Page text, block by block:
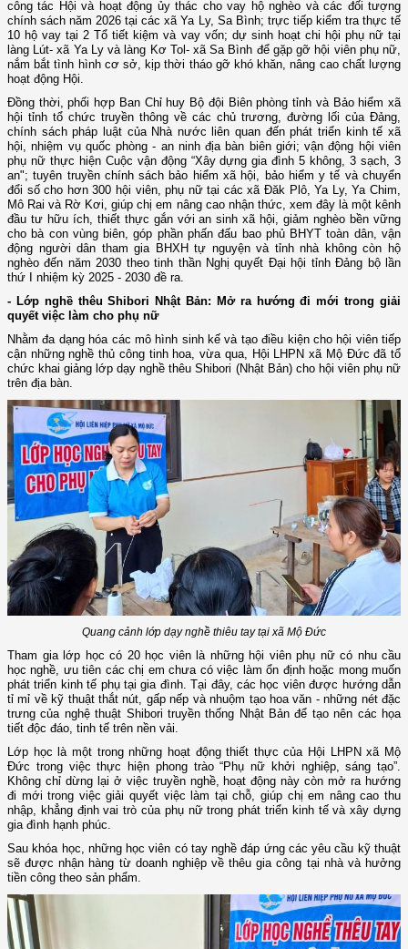
công tác Hội và hoạt động ủy thác cho vay hộ nghèo và các đối tượng
chính sách năm 2026 tại các xã Ya Ly, Sa Bình; trực tiếp kiểm tra thực tế
10 hộ vay tại 2 Tổ tiết kiệm và vay vốn; dự sinh hoạt chi hội phụ nữ tại
làng Lút- xã Ya Ly và làng Kơ Tol- xã Sa Bình để gặp gỡ hội viên phụ nữ,
nắm bắt tình hình cơ sở, kịp thời tháo gỡ khó khăn, nâng cao chất lượng
hoạt động Hội.
Đồng thời, phối hợp Ban Chỉ huy Bộ đội Biên phòng tỉnh và Bảo hiểm xã
hội tỉnh tổ chức truyền thông về các chủ trương, đường lối của Đảng,
chính sách pháp luật của Nhà nước liên quan đến phát triển kinh tế xã
hội, nhiệm vụ quốc phòng - an ninh địa bàn biên giới; vận động hội viên
phụ nữ thực hiện Cuộc vận động “Xây dựng gia đình 5 không, 3 sạch, 3
an"; tuyên truyền chính sách bảo hiểm xã hội, bảo hiểm y tế và chuyển
đổi số cho hơn 300 hội viên, phụ nữ tại các xã Đăk Plô, Ya Ly, Ya Chim,
Mô Rai và Rờ Kơi, giúp chị em nâng cao nhận thức, xem đây là một kênh
đầu tư hữu ích, thiết thực gắn với an sinh xã hội, giảm nghèo bền vững
cho bà con vùng biên, góp phần phấn đấu bao phủ BHYT toàn dân, vận
động người dân tham gia BHXH tự nguyện và tỉnh nhà không còn hộ
nghèo đến năm 2030 theo tinh thần Nghị quyết Đại hội tỉnh Đảng bộ lần
thứ I nhiệm kỳ 2025 - 2030 đề ra.
- Lớp nghề thêu Shibori Nhật Bản: Mở ra hướng đi mới trong giải
quyết việc làm cho phụ nữ
Nhằm đa dạng hóa các mô hình sinh kế và tạo điều kiện cho hội viên tiếp
cận những nghề thủ công tinh hoa, vừa qua, Hội LHPN xã Mộ Đức đã tổ
chức khai giảng lớp dạy nghề thêu Shibori (Nhật Bản) cho hội viên phụ nữ
trên địa bàn.
Quang cảnh lớp dạy nghề thiêu tay tại xã Mộ Đức
Tham gia lớp học có 20 học viên là những hội viên phụ nữ có nhu cầu
học nghề, ưu tiên các chị em chưa có việc làm ổn định hoặc mong muốn
phát triển kinh tế phụ tại gia đình. Tại đây, các học viên được hướng dẫn
tỉ mỉ về kỹ thuật thắt nút, gấp nếp và nhuộm tạo hoa văn - những nét đặc
trưng của nghệ thuật Shibori truyền thống Nhật Bản để tạo nên các họa
tiết độc đáo, tinh tế trên nền vải.
Lớp học là một trong những hoạt động thiết thực của Hội LHPN xã Mộ
Đức trong việc thực hiện phong trào “Phụ nữ khởi nghiệp, sáng tạo”.
Không chỉ dừng lại ở việc truyền nghề, hoạt động này còn mở ra hướng
đi mới trong việc giải quyết việc làm tại chỗ, giúp chị em nâng cao thu
nhập, khẳng định vai trò của phụ nữ trong phát triển kinh tế và xây dựng
gia đình hạnh phúc.
Sau khóa học, những học viên có tay nghề đáp ứng các yêu cầu kỹ thuật
sẽ được nhận hàng từ doanh nghiệp về thêu gia công tại nhà và hưởng
tiền công theo sản phẩm.